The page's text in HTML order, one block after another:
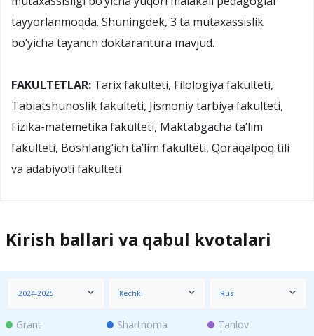
tayyorlanmoqda. Shuningdek, 3 ta mutaxassislik
bo‘yicha tayanch doktarantura mavjud.
FAKULTETLAR: Tarix fakulteti, Filologiya fakulteti,
Tabiatshunoslik fakulteti, Jismoniy tarbiya fakulteti,
Fizika-matemetika fakulteti, Maktabgacha ta’lim
fakulteti, Boshlang‘ich ta’lim fakulteti, Qoraqalpoq tili
va adabiyoti fakulteti
Kirish ballari va qabul kvotalari
2024-2025 Kechki Rus
Grant Shartnoma Tanlov